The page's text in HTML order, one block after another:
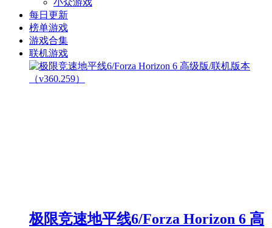
小众游戏
每日更新
榜单游戏
游戏合集
联机游戏
极限竞速地平线6/Forza Horizon 6 高